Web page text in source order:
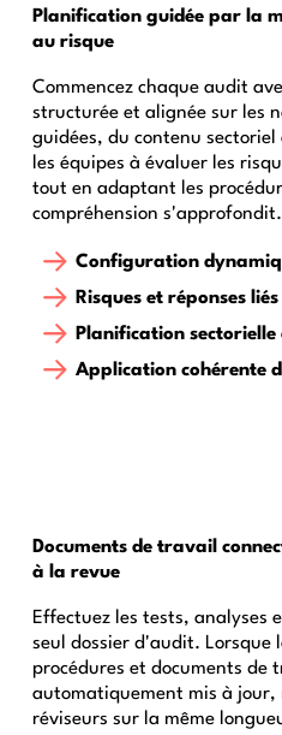
Planification guidée par la
au risque
Commencez chaque audit
structurée et alignée sur les
guidées, du contenu
les équipes à évaluer les
tout en adaptant les
compréhension s'approfondit.
Configuration
Risques et réponses liés
Planification
Application cohérente
Documents de travail
à la revue
Effectuez les tests, analyses
seul dossier d'audit. Lorsque
procédures et documents de
automatiquement mis à jour,
réviseurs sur la même